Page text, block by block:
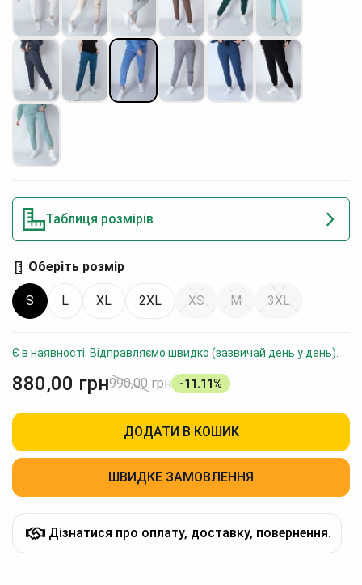
Таблиця розмірів
Оберіть розмір
S L XL 2XL XS M 3XL
Є в наявності. Відправляємо швидко (зазвичай день у день).
880,00 грн990,00 грн -11.11%
ДОДАТИ В КОШИК
ШВИДКЕ ЗАМОВЛЕННЯ
Дізнатися про оплату, доставку, повернення.